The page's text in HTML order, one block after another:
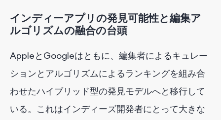
インディーアプリの発見可能性と編集ア
ルゴリズムの融合の台頭
AppleとGoogleはともに、編集者によるキュレー
ションとアルゴリズムによるランキングを組み合
わせたハイブリッド型の発見モデルへと移行して
いる。これはインディーズ開発者にとって大きな